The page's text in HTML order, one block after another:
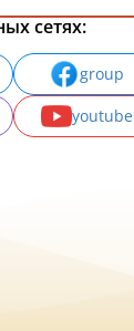
сетях:
group
youtube